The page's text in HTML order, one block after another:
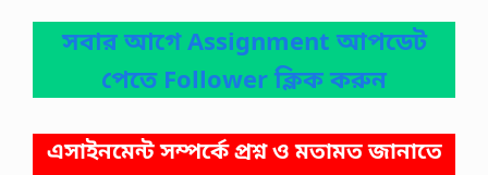
সবার আগে Assignment আপডেট
পেতে Follower ক্লিক করুন
এসাইনমেন্ট সম্পর্কে প্রশ্ন ও মতামত জানাতে